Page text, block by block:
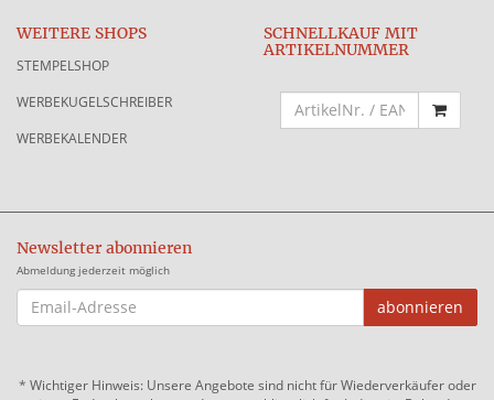
WEITERE SHOPS
STEMPELSHOP
WERBEKUGELSCHREIBER
WERBEKALENDER
SCHNELLKAUF MIT
ARTIKELNUMMER
Newsletter abonnieren
Abmeldung jederzeit möglich
EMAIL-
ADRESSE
abonnieren
* Wichtiger Hinweis: Unsere Angebote sind nicht für Wiederverkäufer oder